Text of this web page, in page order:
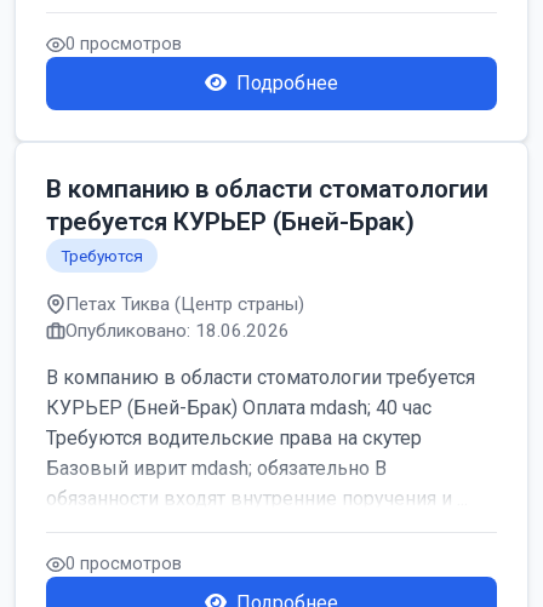
0 просмотров
Подробнее
В компанию в области стоматологии
требуется КУРЬЕР (Бней-Брак)
Требуются
Петах Тиква (Центр страны)
Опубликовано: 18.06.2026
В компанию в области стоматологии требуется
КУРЬЕР (Бней-Брак) Оплата mdash; 40 час
Требуются водительские права на скутер
Базовый иврит mdash; обязательно В
обязанности входят внутренние поручения и ...
0 просмотров